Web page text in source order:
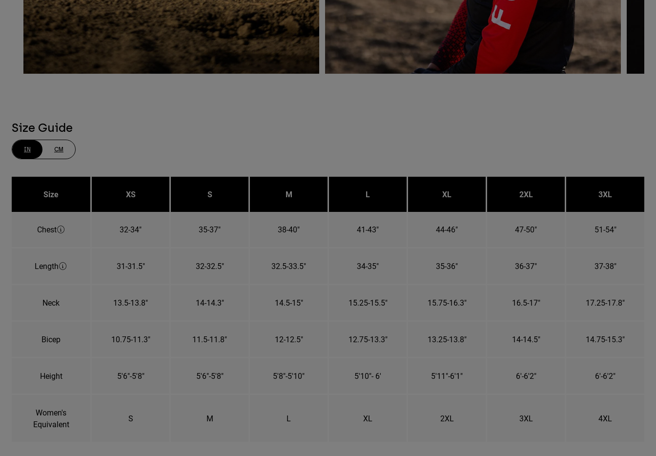
Size Guide
IN CM
Size XS S M L XL 2XL 3XL
Chest 32-34" 35-37" 38-40" 41-43" 44-46" 47-50" 51-54"
Length 31-31.5" 32-32.5" 32.5-33.5" 34-35" 35-36" 36-37" 37-38"
Neck 13.5-13.8" 14-14.3" 14.5-15" 15.25-15.5" 15.75-16.3" 16.5-17" 17.25-17.8"
Bicep 10.75-11.3" 11.5-11.8" 12-12.5" 12.75-13.3" 13.25-13.8" 14-14.5" 14.75-15.3"
Height 5'6"-5'8" 5'6"-5'8" 5'8"-5'10" 5'10"- 6' 5'11"-6'1" 6'-6'2" 6'-6'2"
Women's
Equivalent
S M L XL 2XL 3XL 4XL